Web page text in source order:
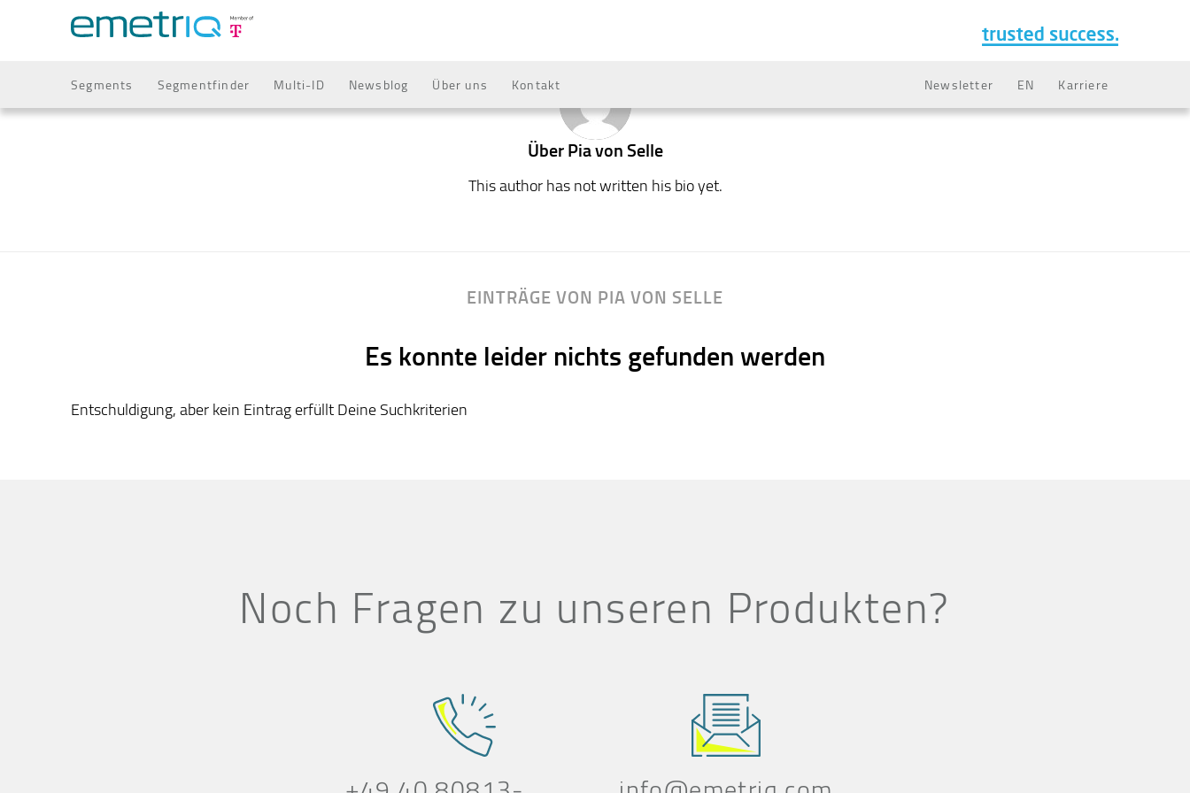
Segments Segmentfinder Multi-ID Newsblog Über uns Kontakt Newsletter EN Karriere
ÜberPia von Selle
This author has not written his bio yet.
EINTRÄGE VON PIA VON SELLE
Es konnte leider nichts gefunden werden
Entschuldigung, aber kein Eintrag erfüllt Deine Suchkriterien
Noch Fragen zu unseren Produkten?